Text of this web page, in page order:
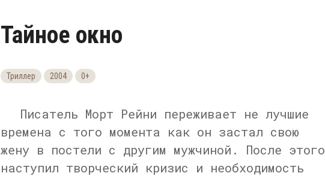
Тайное окно
Триллер 2004 0+
Писатель Морт Рейни переживает не лучшие
времена с того момента как он застал свою
жену в постели с другим мужчиной. После этого
наступил творческий кризис и необходимость